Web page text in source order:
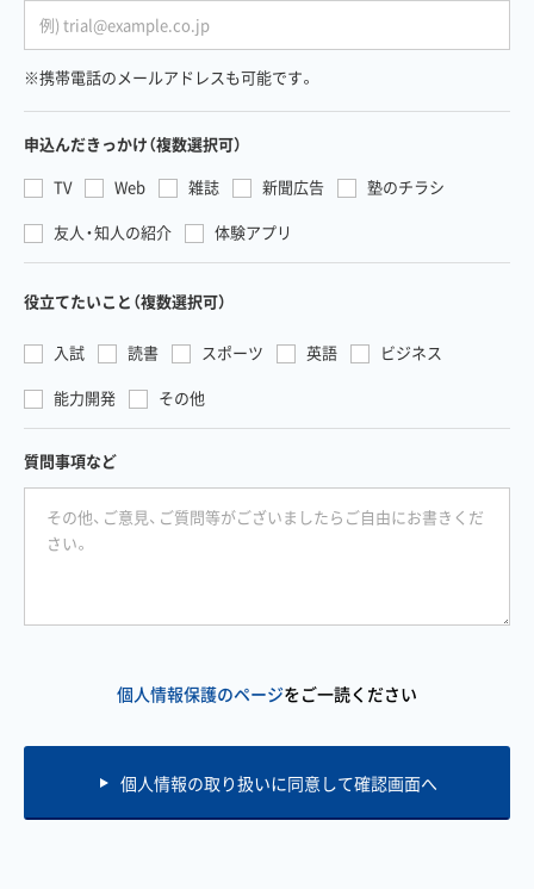
※携帯電話のメールアドレスも可能です。
申込んだきっかけ（複数選択可）
TV
Web 雑誌 新聞広告
塾のチラシ
友人・知人の紹介
体験アプリ
役立てたいこと （複数選択可）
入試 読書 スポーツ 英語
ビジネス
能力開発
その他
質問事項など
個人情報保護のページをご一読ください